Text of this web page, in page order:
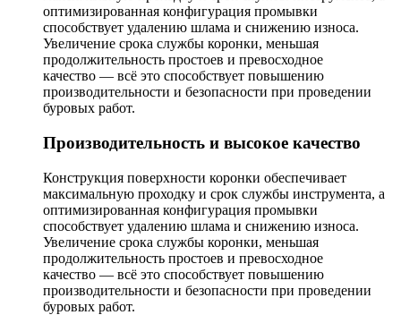
оптимизированная конфигурация промывки
способствует удалению шлама и снижению износа.
Увеличение срока службы коронки, меньшая
продолжительность простоев и превосходное
качество — всё это способствует повышению
производительности и безопасности при проведении
буровых работ.
Производительность и высокое качество
Конструкция поверхности коронки обеспечивает
максимальную проходку и срок службы инструмента, а
оптимизированная конфигурация промывки
способствует удалению шлама и снижению износа.
Увеличение срока службы коронки, меньшая
продолжительность простоев и превосходное
качество — всё это способствует повышению
производительности и безопасности при проведении
буровых работ.